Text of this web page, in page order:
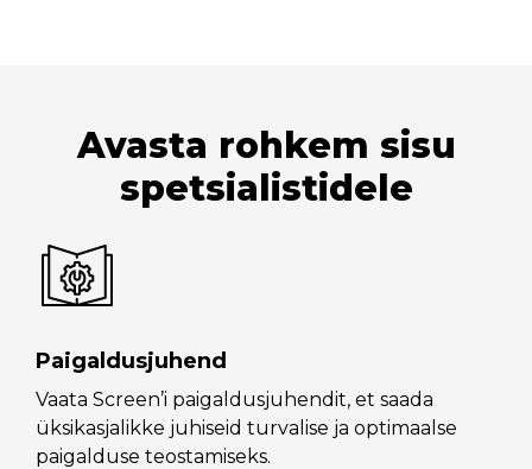
Avasta rohkem sisu
spetsialistidele
Paigaldusjuhend
Vaata Screen’i paigaldusjuhendit, et saada
üksikasjalikke juhiseid turvalise ja optimaalse
paigalduse teostamiseks.